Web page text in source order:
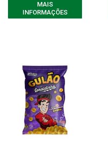
MAIS
INFORMAÇÕES